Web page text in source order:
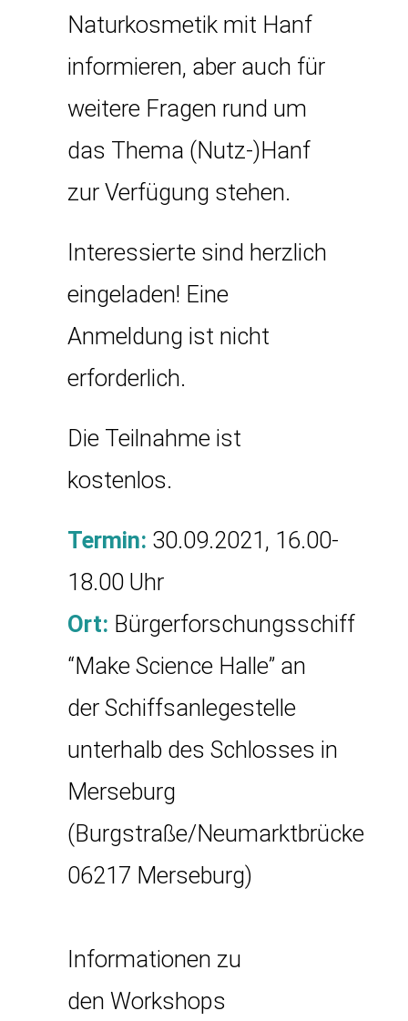
Naturkosmetik mit Hanf
informieren, aber auch für
weitere Fragen rund um
das Thema (Nutz-)Hanf
zur Verfügung stehen.
Interessierte sind herzlich
eingeladen! Eine
Anmeldung ist nicht
erforderlich.
Die Teilnahme ist
kostenlos.
Termin: 30.09.2021, 16.00-
18.00 Uhr
Ort: Bürgerforschungsschiff
“Make Science Halle” an
der Schiffsanlegestelle
unterhalb des Schlosses in
Merseburg
(Burgstraße/Neumarktbrücke
06217 Merseburg)
Informationen zu
den Workshops